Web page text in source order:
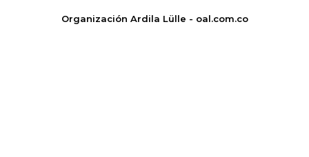
Organización Ardila Lülle - oal.com.co